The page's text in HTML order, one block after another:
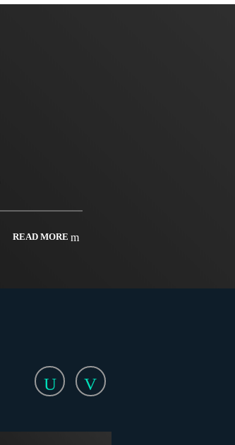
READ MORE